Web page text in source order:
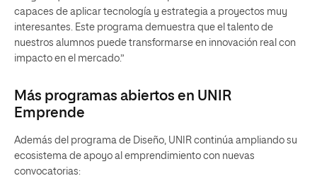
capaces de aplicar tecnología y estrategia a proyectos muy
interesantes. Este programa demuestra que el talento de
nuestros alumnos puede transformarse en innovación real con
impacto en el mercado.”
Más programas abiertos en UNIR
Emprende
Además del programa de Diseño, UNIR continúa ampliando su
ecosistema de apoyo al emprendimiento con nuevas
convocatorias: